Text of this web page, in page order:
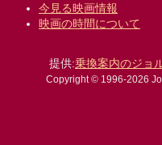
今見る映画情報
映画の時間について
提供:乗換案内のジョ
Copyright © 1996-2026